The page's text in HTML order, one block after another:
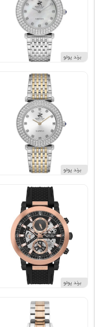
برند پولو
برند پولو
برند پولو